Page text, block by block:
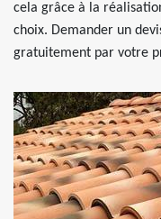
cela grâce à la
choix. Demander un
gratuitement par votre